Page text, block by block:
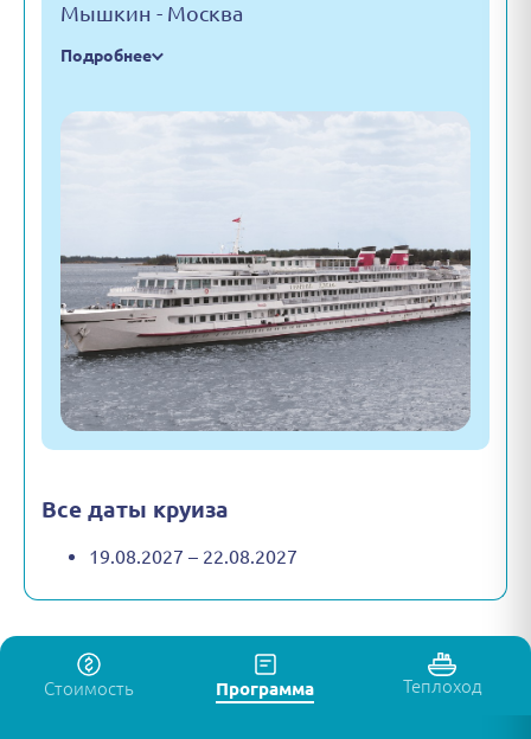
Мышкин - Москва
Подробнее
Все даты круиза
19.08.2027 – 22.08.2027
Стоимость Программа Теплоход